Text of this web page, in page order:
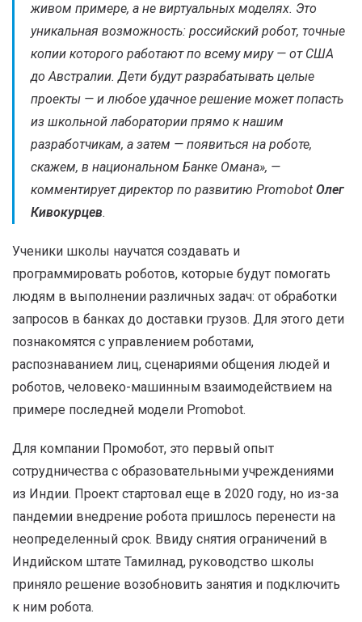
живом примере, а не виртуальных моделях. Это
уникальная возможность: российский робот, точные
копии которого работают по всему миру — от США
до Австралии. Дети будут разрабатывать целые
проекты — и любое удачное решение может попасть
из школьной лаборатории прямо к нашим
разработчикам, а затем — появиться на роботе,
скажем, в национальном Банке Омана», —
комментирует директор по развитию Promobot Олег
Кивокурцев.
Ученики школы научатся создавать и
программировать роботов, которые будут помогать
людям в выполнении различных задач: от обработки
запросов в банках до доставки грузов. Для этого дети
познакомятся с управлением роботами,
распознаванием лиц, сценариями общения людей и
роботов, человеко-машинным взаимодействием на
примере последней модели Promobot.
Для компании Промобот, это первый опыт
сотрудничества с образовательными учреждениями
из Индии. Проект стартовал еще в 2020 году, но из-за
пандемии внедрение робота пришлось перенести на
неопределенный срок. Ввиду снятия ограничений в
Индийском штате Тамилнад, руководство школы
приняло решение возобновить занятия и подключить
к ним робота.